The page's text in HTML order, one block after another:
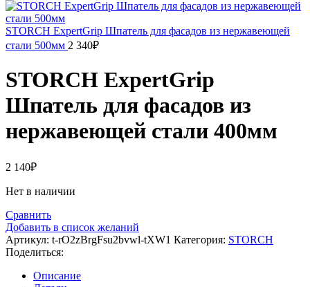
STORCH ExpertGrip Шпатель для фасадов из нержавеющей
стали 500мм 2 340₽
STORCH ExpertGrip
Шпатель для фасадов из
нержавеющей стали 400мм
2 140₽
Нет в наличии
Сравнить
Добавить в список желаний
Артикул: t-rO2zBrgFsu2bvwl-tXW1 Категория: STORCH
Поделиться:
Описание